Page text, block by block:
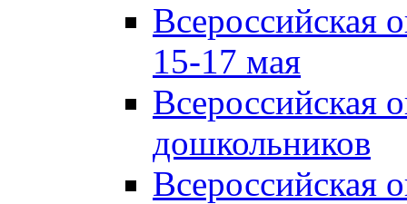
Всероссийская
15-17 мая
Всероссийская
дошкольников
Всероссийская